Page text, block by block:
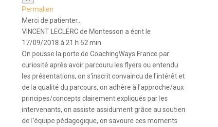
cette
boîte
méta.
Permalien
Merci de patienter...
VINCENT LECLERCde Montesson a écrit le
17/09/2018 à 21 h 52 min
On pousse la porte de CoachingWays France par
curiosité après avoir parcouru les flyers ou entendu
les présentations, on s'inscrit convaincu de l'intérêt et
de la qualité du parcours, on adhère à l'approche/aux
principes/concepts clairement expliqués par les
intervenants, on assiste assidument grâce au soutien
de l'équipe pédagogique, on savoure ces moments